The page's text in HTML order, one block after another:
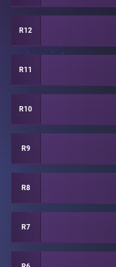
R12
R11
R10
R9
R8
R7